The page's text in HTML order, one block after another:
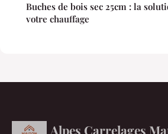
Buches de bois sec 25cm : la
votre chauffage
Alpes Carrelages